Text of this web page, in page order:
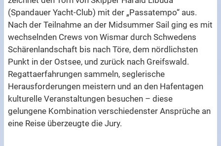
(Spandauer Yacht-Club) mit der „Passatempo“ aus.
Nach der Teilnahme an der Midsummer Sail ging es mit
wechselnden Crews von Wismar durch Schwedens
Schärenlandschaft bis nach Töre, dem nördlichsten
Punkt in der Ostsee, und zurück nach Greifswald.
Regattaerfahrungen sammeln, seglerische
Herausforderungen meistern und an den Hafentagen
kulturelle Veranstaltungen besuchen – diese
gelungene Kombination verschiedenster Ansprüche an
eine Reise überzeugte die Jury.